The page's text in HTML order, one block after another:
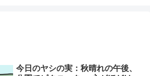
今日のヤシの実：秋晴れの午後、